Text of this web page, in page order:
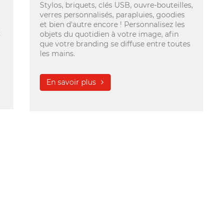
Stylos, briquets, clés USB, ouvre-bouteilles,
verres personnalisés, parapluies, goodies
et bien d'autre encore ! Personnalisez les
objets du quotidien à votre image, afin
que votre branding se diffuse entre toutes
les mains.
En savoir plus